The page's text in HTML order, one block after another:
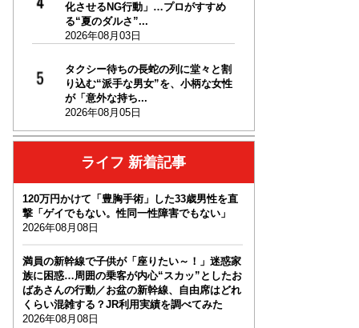
化させるNG行動」…プロがすすめ
る“夏のダルさ”...
2026年08月03日
タクシー待ちの長蛇の列に堂々と割
り込む“派手な男女”を、小柄な女性
が「意外な持ち...
2026年08月05日
ライフ 新着記事
120万円かけて「豊胸手術」した33歳男性を直
撃「ゲイでもない。性同一性障害でもない」
2026年08月08日
満員の新幹線で子供が「座りたい～！」迷惑家
族に困惑…周囲の乗客が内心“スカッ”としたお
ばあさんの行動／お盆の新幹線、自由席はどれ
くらい混雑する？JR利用実績を調べてみた
2026年08月08日